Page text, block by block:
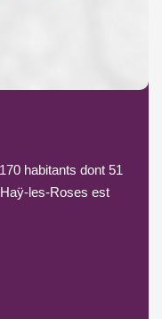
habitants dont 51
les-Roses est